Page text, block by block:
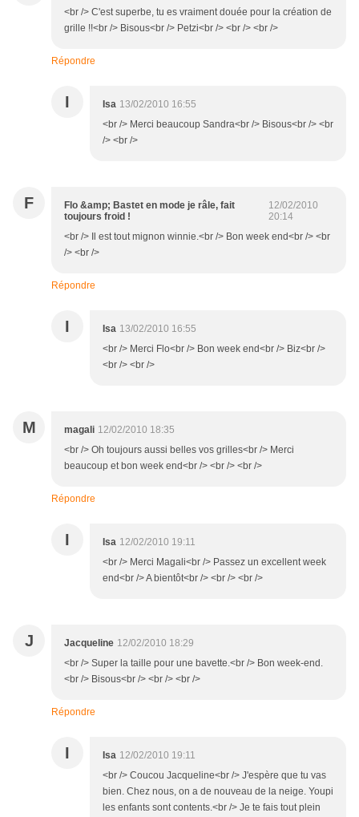
<br /> C'est superbe, tu es vraiment douée pour la création de
grille !!<br /> Bisous<br /> Petzi<br /> <br /> <br />
Répondre
I Isa 13/02/2010 16:55
<br /> Merci beaucoup Sandra<br /> Bisous<br /> <br
/> <br />
F
Flo &amp; Bastet en mode je râle, fait
toujours froid !
12/02/2010
20:14
<br /> Il est tout mignon winnie.<br /> Bon week end<br /> <br
/> <br />
Répondre
I Isa 13/02/2010 16:55
<br /> Merci Flo<br /> Bon week end<br /> Biz<br />
<br /> <br />
M magali 12/02/2010 18:35
<br /> Oh toujours aussi belles vos grilles<br /> Merci
beaucoup et bon week end<br /> <br /> <br />
Répondre
I Isa 12/02/2010 19:11
<br /> Merci Magali<br /> Passez un excellent week
end<br /> A bientôt<br /> <br /> <br />
J Jacqueline 12/02/2010 18:29
<br /> Super la taille pour une bavette.<br /> Bon week-end.
<br /> Bisous<br /> <br /> <br />
Répondre
I Isa 12/02/2010 19:11
<br /> Coucou Jacqueline<br /> J'espère que tu vas
bien. Chez nous, on a de nouveau de la neige. Youpi
les enfants sont contents.<br /> Je te fais tout plein